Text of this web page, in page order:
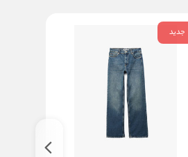
جدید